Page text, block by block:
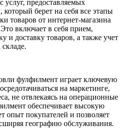
предоставляемых
берет на себя все этапы
товаров от интернет-магазина
включает в себя прием,
и доставку товаров, а также учет
фулфилмент играет ключевую
на маркетинге,
не отвлекаясь на операционные
обеспечивает высокую
опыт покупателей и позволяет
географию обслуживания.